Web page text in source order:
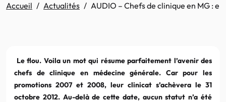
Accueil Actualités AUDIO – Chefs de clinique en MG :
Le flou. Voila un mot qui résume parfaitement l’avenir des
chefs de clinique en médecine générale. Car pour les
promotions 2007 et 2008, leur clinicat s’achèvera le 31
octobre 2012. Au-delà de cette date, aucun statut n’a été